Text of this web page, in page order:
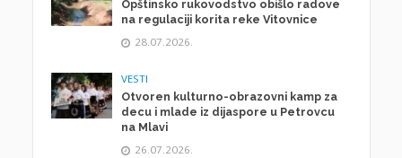
Opštinsko rukovodstvo obišlo radove
na regulaciji korita reke Vitovnice
28.07.2026.
VESTI
Otvoren kulturno-obrazovni kamp za
decu i mlade iz dijaspore u Petrovcu
na Mlavi
26.07.2026.